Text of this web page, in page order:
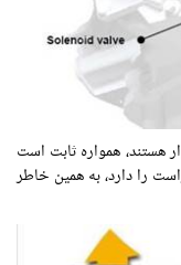
هستند، همواره ثابت است
را دارد، به همین خاطر